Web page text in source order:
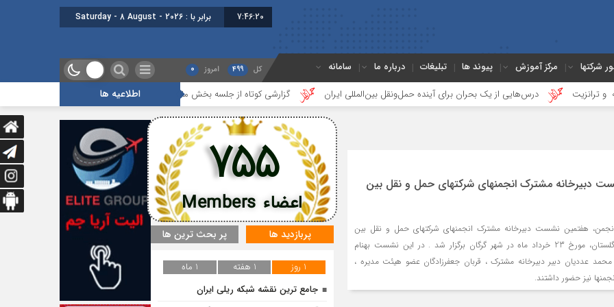
7:46:20 برابر با : Saturday - 8 August - 2026
شرکتها مرکز آموزش پیوند ها تبلیغات درباره ما سامانه کل 499 امروز 0
اطلاعیه ها درس‌هایی از یک بحران برای آینده حمل‌ونقل بین‌المللی ایران گزارشی کوتاه از جلسه بخش مالیاتی گزارشی کوتاه از هفدهمین جلسه بخش جاده
دبیرخانه مشترک انجمن‏های شرکت‏های حمل و نقل بین‏
هفتمین نشست دبیرخانه مشترک انجمن‏های شرکت‏های حمل و نقل بین
‏المللی به میزبانی انجمن گلستان، مورخ 23 خرداد ماه در شهر گرگان برگزار شد . در این نشست بهنام
محمد عددیان دبیر دبیرخانه مشترک ، قربان جعفرزادگان عضو هیئت مدیره ،
نیز حضور داشتند.
اعضاء Members
755
پربازدید ها پر بحث ترین ها
1 روز 1 هفته
1 ماه
جامع ترین نقشه شبکه ریلی ایران